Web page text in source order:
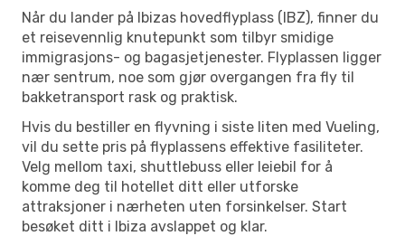
Når du lander på Ibizas hovedflyplass (IBZ), finner du
et reisevennlig knutepunkt som tilbyr smidige
immigrasjons- og bagasjetjenester. Flyplassen ligger
nær sentrum, noe som gjør overgangen fra fly til
bakketransport rask og praktisk.
Hvis du bestiller en flyvning i siste liten med Vueling,
vil du sette pris på flyplassens effektive fasiliteter.
Velg mellom taxi, shuttlebuss eller leiebil for å
komme deg til hotellet ditt eller utforske
attraksjoner i nærheten uten forsinkelser. Start
besøket ditt i Ibiza avslappet og klar.